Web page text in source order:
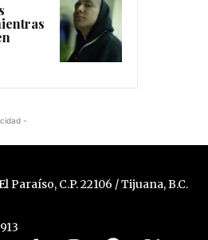
-
Paraíso, C.P. 22106 / Tijuana, B.C.